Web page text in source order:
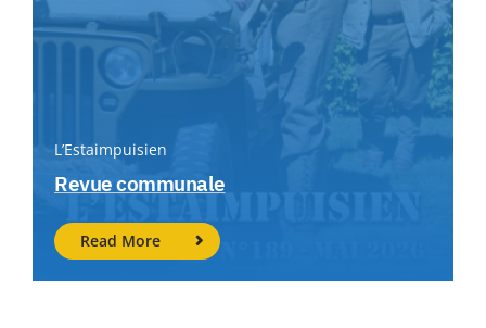
L’Estaimpuisien
Revue communale
Read More